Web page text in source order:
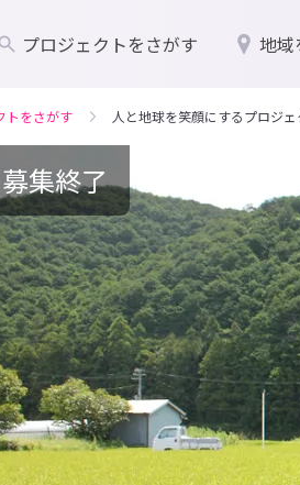
プロジェクトをさがす 地域
トをさがす 人と地球を笑顔にするプロジ
募集終了